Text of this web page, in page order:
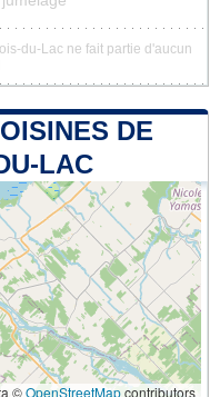
du-Lac ne fait partie d'aucun
DE
LAC
©OpenStreetMapcontributors